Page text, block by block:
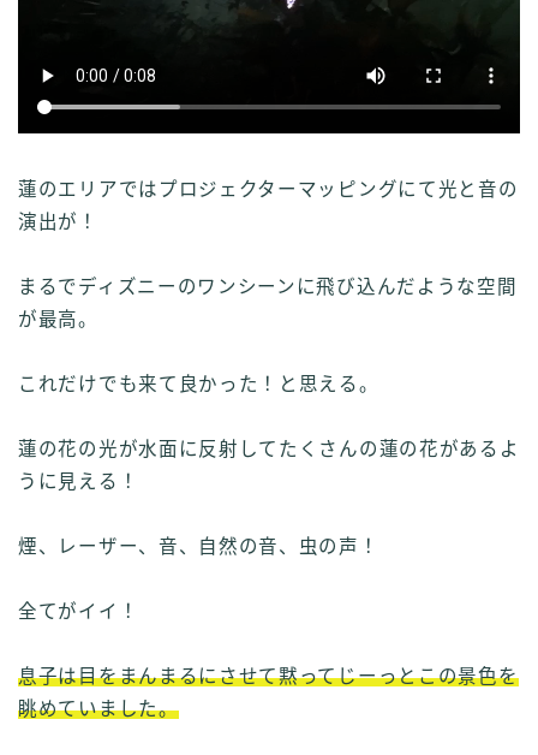
蓮のエリアではプロジェクターマッピングにて光と音の
演出が！
まるでディズニーのワンシーンに飛び込んだような空間
が最高。
これだけでも来て良かった！と思える。
蓮の花の光が水面に反射してたくさんの蓮の花があるよ
うに見える！
煙、レーザー、音、自然の音、虫の声！
全てがイイ！
息子は目をまんまるにさせて黙ってじーっとこの景色を
眺めていました。